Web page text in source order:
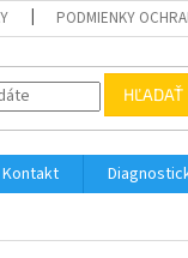
PODMIENKY
HĽADAŤ
Kontakt